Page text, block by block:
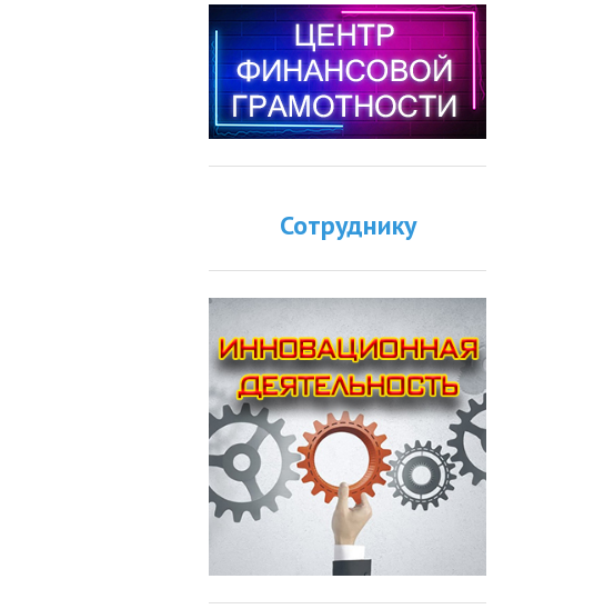
Сотруднику